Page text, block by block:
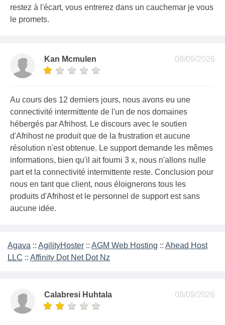
restez à l'écart, vous entrerez dans un cauchemar je vous
le promets.
08/09/2026
Kan Mcmulen
Au cours des 12 derniers jours, nous avons eu une
connectivité intermittente de l'un de nos domaines
hébergés par Afrihost. Le discours avec le soutien
d'Afrihost ne produit que de la frustration et aucune
résolution n'est obtenue. Le support demande les mêmes
informations, bien qu'il ait fourni 3 x, nous n'allons nulle
part et la connectivité intermittente reste. Conclusion pour
nous en tant que client, nous éloignerons tous les
produits d'Afrihost et le personnel de support est sans
aucune idée.
Agava :: AgilityHoster :: AGM Web Hosting :: Ahead Host
LLC :: Affinity Dot Net Dot Nz
08/09/2026
Calabresi Huhtala